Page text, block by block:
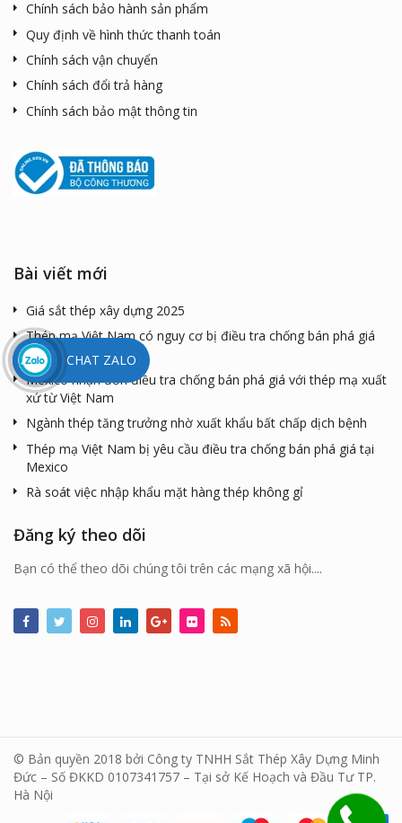
Chính sách bảo hành sản phẩm
Quy định về hình thức thanh toán
Chính sách vận chuyển
Chính sách đổi trả hàng
Chính sách bảo mật thông tin
Bài viết mới
Giá sắt thép xây dựng 2025
Thép mạ Việt Nam có nguy cơ bị điều tra chống bán phá giá
tại Mexico
Mexico nhận đơn điều tra chống bán phá giá với thép mạ xuất
xứ từ Việt Nam
Ngành thép tăng trưởng nhờ xuất khẩu bất chấp dịch bệnh
Thép mạ Việt Nam bị yêu cầu điều tra chống bán phá giá tại
Mexico
Rà soát việc nhập khẩu mặt hàng thép không gỉ
Đăng ký theo dõi
Bạn có thể theo dõi chúng tôi trên các mạng xã hội....
© Bản quyền 2018 bởi Công ty TNHH Sắt Thép Xây Dựng Minh
Đức – Số ĐKKD 0107341757 – Tại sở Kế Hoạch và Đầu Tư TP.
Hà Nội
CHAT ZALO